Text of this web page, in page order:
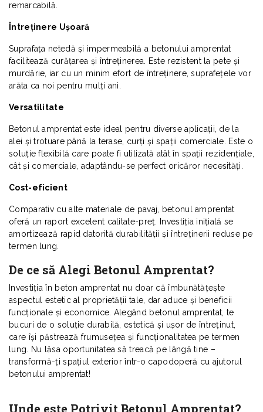
remarcabilă.
Întreținere Ușoară
Suprafața netedă și impermeabilă a betonului amprentat
facilitează curățarea și întreținerea. Este rezistent la pete și
murdărie, iar cu un minim efort de întreținere, suprafețele vor
arăta ca noi pentru mulți ani.
Versatilitate
Betonul amprentat este ideal pentru diverse aplicații, de la
alei și trotuare până la terase, curți și spații comerciale. Este o
soluție flexibilă care poate fi utilizată atât în spații rezidențiale,
cât și comerciale, adaptându-se perfect oricăror necesități.
Cost-eficient
Comparativ cu alte materiale de pavaj, betonul amprentat
oferă un raport excelent calitate-preț. Investiția inițială se
amortizează rapid datorită durabilității și întreținerii reduse pe
termen lung.
De ce să Alegi Betonul Amprentat?
Investiția în beton amprentat nu doar că îmbunătățește
aspectul estetic al proprietății tale, dar aduce și beneficii
funcționale și economice. Alegând betonul amprentat, te
bucuri de o soluție durabilă, estetică și ușor de întreținut,
care își păstrează frumusețea și funcționalitatea pe termen
lung. Nu lăsa oportunitatea să treacă pe lângă tine –
transformă-ți spațiul exterior într-o capodoperă cu ajutorul
betonului amprentat!
Unde este Potrivit Betonul Amprentat?